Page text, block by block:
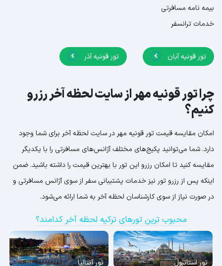
بیمه نامه مسافرتی
خدمات ترانسفر
تور قونیه آبان تور قونیه آذر
چرا تور قونیه مهر از سایت لحظه آخر رزرو
کنیم؟
امکان مقایسه قیمت تور قونیه مهر در سایت لحظه آخر برای شما وجود
دارد. شما می‌توانید پکیج‌های مختلف آژانس‌های مسافرتی را با یکدیگر
مقایسه کنید تا امکان رزرو این تور با بهترین قیمت را داشته باشید. ضمن
اینکه پس از رزرو تور نیز خدمات پشتیبانی سفر از سوی آژانس مسافرتی و
در صورت نیاز از سوی کارشناسان لحظه آخر به شما ارائه می‌شود.
محبوب ترین تورهای ترکیه لحظه آخر کدامند؟
تور استانبول تور آنتالیا